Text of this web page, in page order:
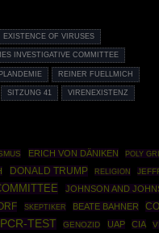
EXISTENCE OF VIRUSES
INVESTIGATIVE COMMITTEE
PLANDEMIE REINER FUELLMICH
SITZUNG 41 VIRENEXISTENZ
ERICH VON DÄNIKEN POLY
DONALD TRUMP RELIGION
JOHNSON AND
SKEPTIKER BEATE BAHNER
PCR-TEST GENOZID UAP CIA